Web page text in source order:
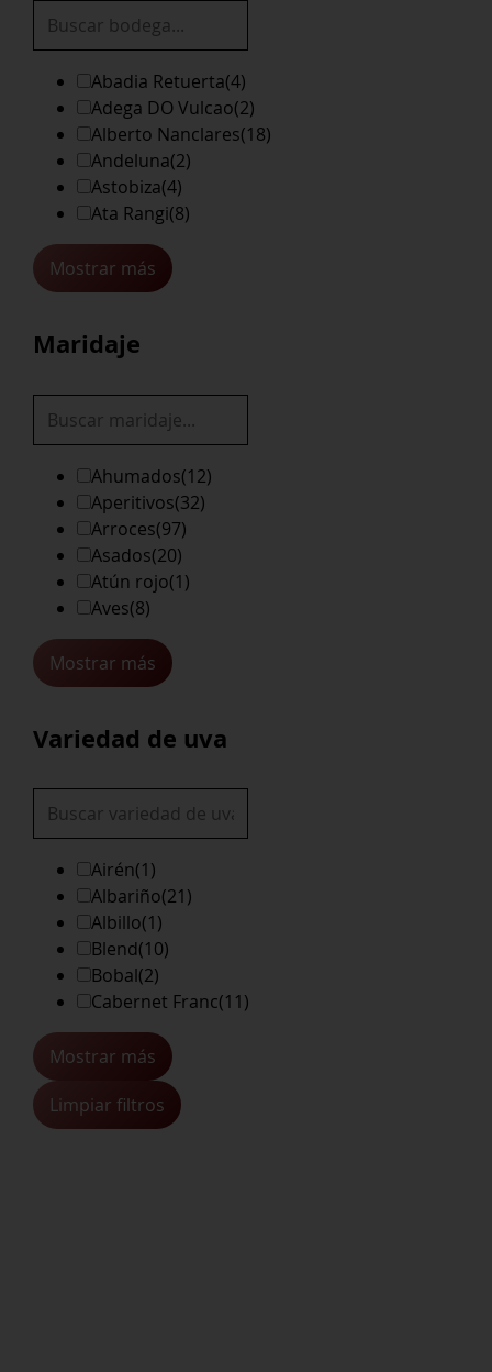
Abadia Retuerta(4)
Adega DO Vulcao(2)
Alberto Nanclares(18)
Andeluna(2)
Astobiza(4)
Ata Rangi(8)
Mostrar más
Maridaje
Ahumados(12)
Aperitivos(32)
Arroces(97)
Asados(20)
Atún rojo(1)
Aves(8)
Mostrar más
Variedad de uva
Airén(1)
Albariño(21)
Albillo(1)
Blend(10)
Bobal(2)
Cabernet Franc(11)
Mostrar más
Limpiar filtros